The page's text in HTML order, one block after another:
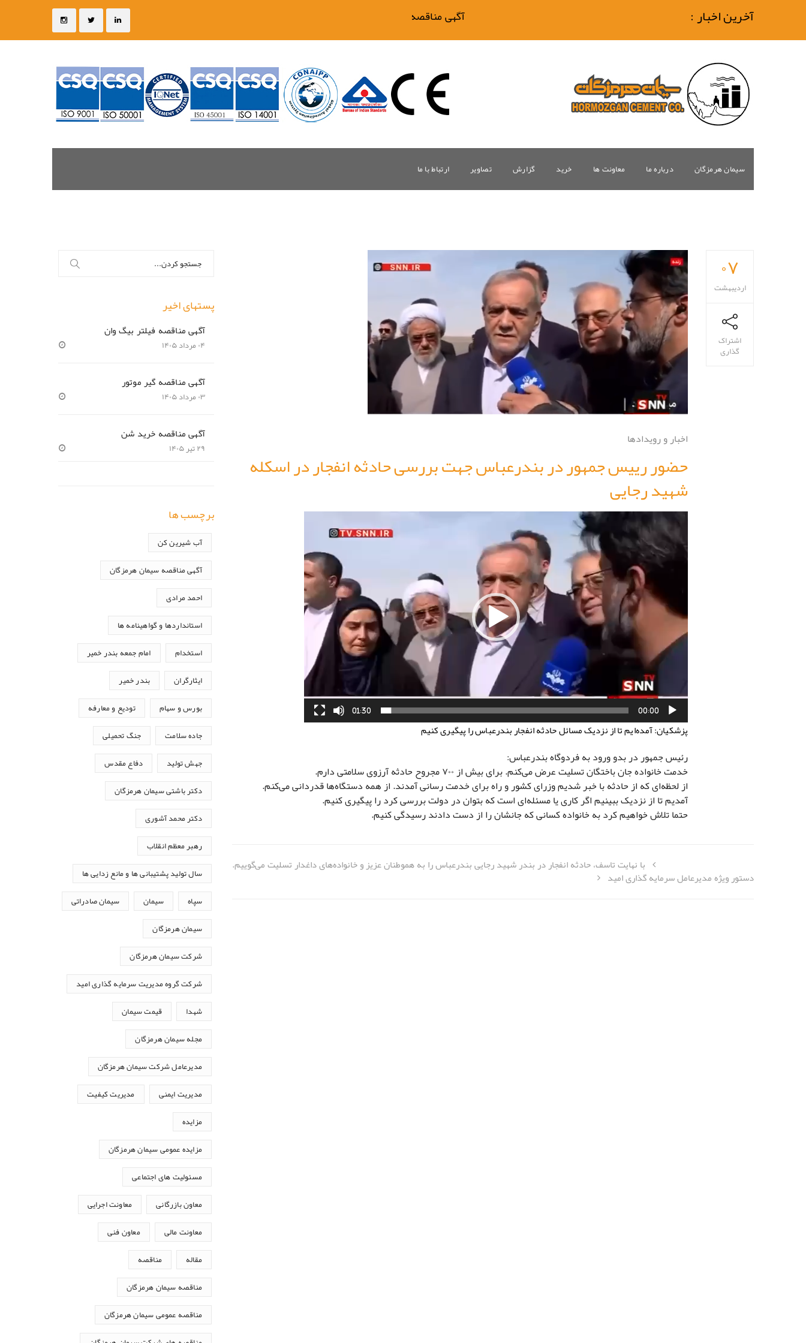
آخرین اخبار : آگهی مناقصه فیلتر بیگ وان
ارتباط با ما تصاویر گزارش خرید معاونت ها درباره ما سیمان هرمزگان
۰۷
اردیبهشت
اشتراک
گذاری
اخبار و رویدادها
حضور رییس جمهور در بندرعباس جهت بررسی حادثه انفجار در اسکله
شهید رجایی
نمایشگر
00:00
01:30
پزشکیان: آمده‌ایم تا از نزدیک مسائل حادثه انفجار بندرعباس را پیگیری کنیم
رئیس جمهور در بدو ورود به فردوگاه بندرعباس:
خدمت خانواده جان باختگان تسلیت عرض می‌کنم. برای بیش از ۷۰۰ مجروح حادثه آرزوی سلامتی دارم.
از لحظه‌ای که از حادثه با خبر شدیم وزرای کشور و راه برای خدمت رسانی آمدند. از همه دستگاه‌ها قدردانی می‌کنم.
آمدیم تا از نزدیک ببینیم اگر کاری یا مسئله‌ای است که بتوان در دولت بررسی کرد را پیگیری کنیم.
حتما تلاش خواهیم کرد به خانواده کسانی که جانشان را از دست دادند رسیدگی کنیم.
با نهایت تاسف، حادثه انفجار در بندر شهید رجایی بندرعباس را به هموطنان عزیز و خانواده‌های داغدار تسلیت می‌گوییم.
دستور ویژه مدیرعامل سرمایه گذاری امید
برای:
پستهای اخیر
آگهی مناقصه فیلتر بیگ وان
۰۴ مرداد ۱۴۰۵
آگهی مناقصه گیر موتور
۰۳ مرداد ۱۴۰۵
آگهی مناقصه خرید شن
۲۹ تیر ۱۴۰۵
برچسب ها
آب شیرین کن
آگهی مناقصه سیمان هرمزگان
احمد مرادی
استانداردها و گواهینامه ها
استخدام امام جمعه بندر خمیر
ایثارگران بندر خمیر
بورس و سهام تودیع و معارفه
جاده سلامت جنگ تحمیلی
جهش تولید دفاع مقدس
دکتر باشتی سیمان هرمزگان
دکتر محمد آشوری
رهبر معظم انقلاب
سال تولید پشتیبانی ها و مانع زدایی ها
سپاه سیمان سیمان صادراتی
سیمان هرمزگان
شرکت سیمان هرمزگان
شرکت گروه مدیریت سرمایه گذاری امید
شهدا قیمت سیمان
مجله سیمان هرمزگان
مدیرعامل شرکت سیمان هرمزگان
مدیریت ایمنی مدیریت کیفیت
مزایده
مزایده عمومی سیمان هرمزگان
مسئولیت های اجتماعی
معاون بازرگانی معاونت اجرایی
معاونت مالی معاون فنی
مقاله مناقصه
مناقصه سیمان هرمزگان
مناقصه عمومی سیمان هرمزگان